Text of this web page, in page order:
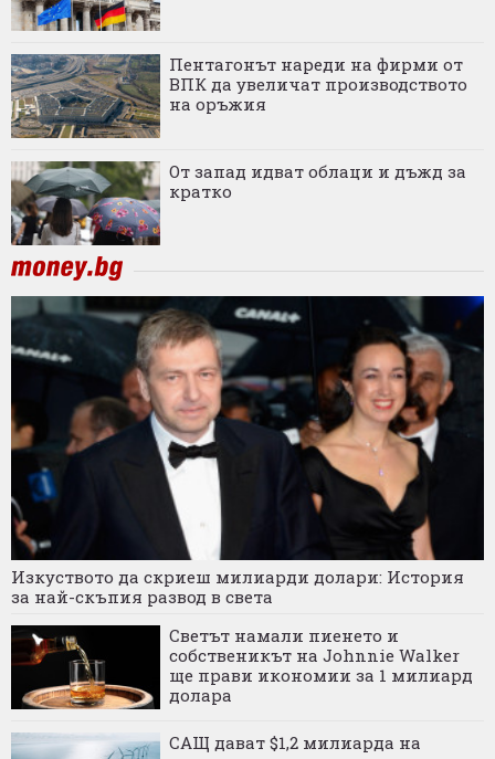
Пентагонът нареди на фирми от
ВПК да увеличат производството
на оръжия
От запад идват облаци и дъжд за
кратко
Изкуството да скриеш милиарди долари: История
за най-скъпия развод в света
Светът намали пиенето и
собственикът на Johnnie Walker
ще прави икономии за 1 милиард
долара
САЩ дават $1,2 милиарда на